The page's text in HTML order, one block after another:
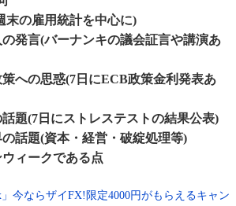
末の雇用統計を中心に)
発言(バーナンキの議会証言や講演あ
への思惑(7日にECB政策金利発表あ
題(7日にストレステストの結果公表)
話題(資本・経営・破綻処理等)
ィークである点
今ならザイFX!限定4000円がもらえるキャン